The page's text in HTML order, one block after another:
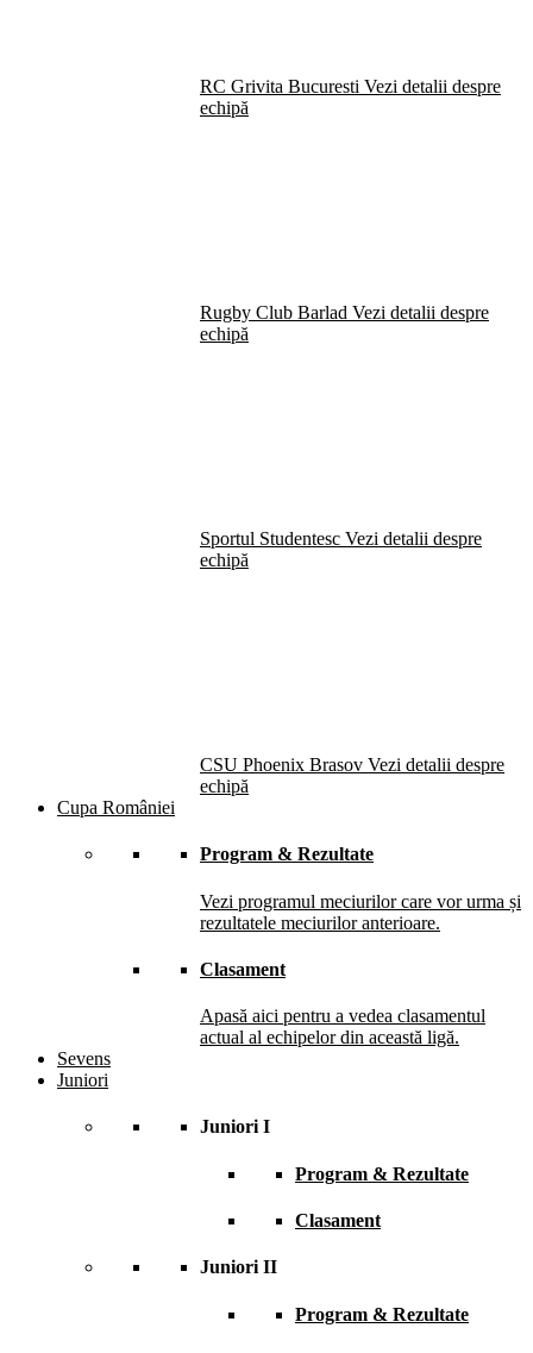
RC Grivita Bucuresti Vezi detalii despre
echipă
Rugby Club Barlad Vezi detalii despre
echipă
Sportul Studentesc Vezi detalii despre
echipă
CSU Phoenix Brasov Vezi detalii despre
echipă
Cupa României
Program & Rezultate
Vezi programul meciurilor care vor urma și
rezultatele meciurilor anterioare.
Clasament
Apasă aici pentru a vedea clasamentul
actual al echipelor din această ligă.
Sevens
Juniori
Juniori I
Program & Rezultate
Clasament
Juniori II
Program & Rezultate